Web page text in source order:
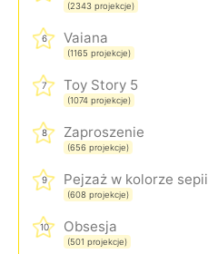
(2343 projekcje)
6 Vaiana
(1165 projekcje)
7 Toy Story 5
(1074 projekcje)
8 Zaproszenie
(656 projekcje)
9 Pejzaż w kolorze sepii
(608 projekcje)
10 Obsesja
(501 projekcje)